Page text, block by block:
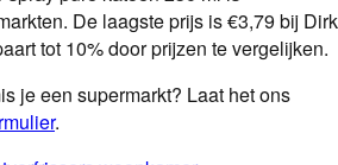
De laagste prijs is €3,79 bij Dirk
tot 10% door prijzen te vergelijken.
je een supermarkt? Laat het ons
.